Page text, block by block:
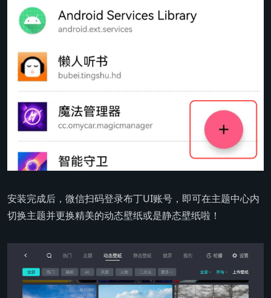
安装完成后，微信扫码登录布丁UI账号，即可在主题中心内
切换主题并更换精美的动态壁纸或是静态壁纸啦！